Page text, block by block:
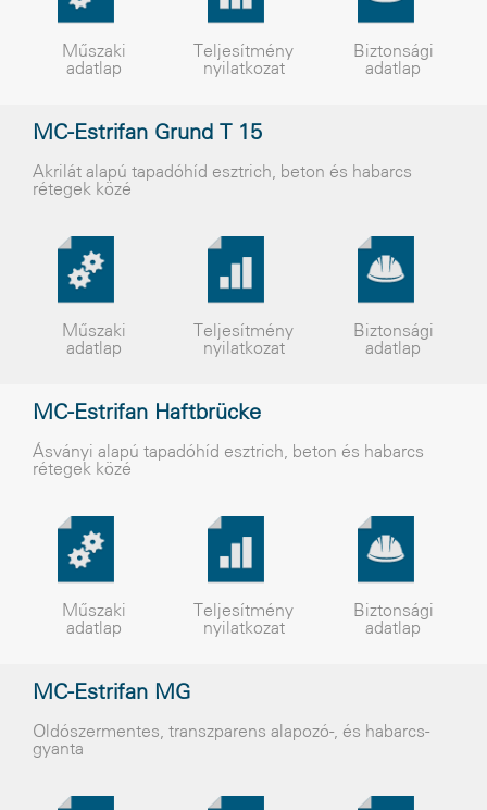
Műszaki
adatlap
Teljesítmény
nyilatkozat
Biztonsági
adatlap
MC-Estrifan Grund T 15
Akrilát alapú tapadóhíd esztrich, beton és habarcs
rétegek közé
Műszaki
adatlap
Teljesítmény
nyilatkozat
Biztonsági
adatlap
MC-Estrifan Haftbrücke
Ásványi alapú tapadóhíd esztrich, beton és habarcs
rétegek közé
Műszaki
adatlap
Teljesítmény
nyilatkozat
Biztonsági
adatlap
MC-Estrifan MG
Oldószermentes, transzparens alapozó-, és habarcs-
gyanta